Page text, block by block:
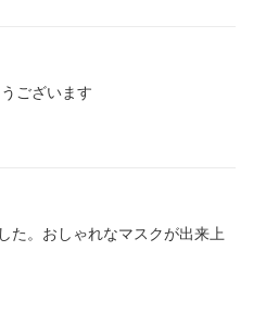
ございます
た。おしゃれなマスクが出来上